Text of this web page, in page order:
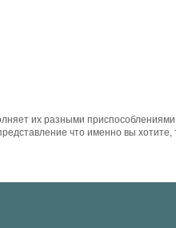
их разными приспособлениями
что именно вы хотите,